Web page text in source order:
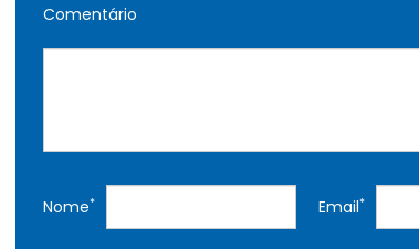
Comentário
Nome* Email*